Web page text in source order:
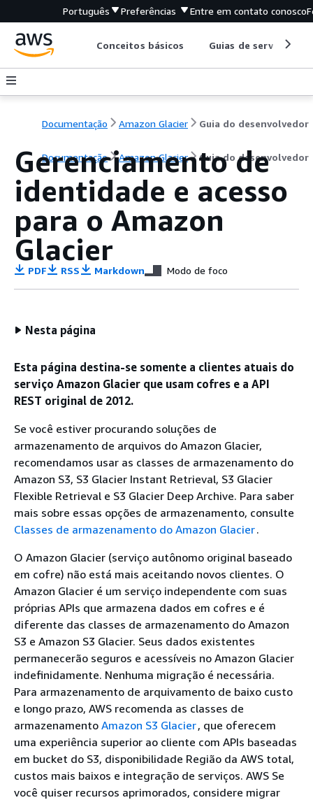
Português Preferências Entre em contato conosco
Conceitos básicos Guias de serviço
Documentação Amazon Glacier Guia do desenvolvedor
Documentação Amazon Glacier Guia do desenvolvedor
Gerenciamento de
identidade e acesso
para o Amazon
Glacier
PDF RSS Markdown Modo de foco
Nesta página
Esta página destina-se somente a clientes atuais do
serviço Amazon Glacier que usam cofres e a API
REST original de 2012.
Se você estiver procurando soluções de
armazenamento de arquivos do Amazon Glacier,
recomendamos usar as classes de armazenamento do
Amazon S3, S3 Glacier Instant Retrieval, S3 Glacier
Flexible Retrieval e S3 Glacier Deep Archive. Para saber
mais sobre essas opções de armazenamento, consulte
Classes de armazenamento do Amazon Glacier.
O Amazon Glacier (serviço autônomo original baseado
em cofre) não está mais aceitando novos clientes. O
Amazon Glacier é um serviço independente com suas
próprias APIs que armazena dados em cofres e é
diferente das classes de armazenamento do Amazon
S3 e Amazon S3 Glacier. Seus dados existentes
permanecerão seguros e acessíveis no Amazon Glacier
indefinidamente. Nenhuma migração é necessária.
Para armazenamento de arquivamento de baixo custo
e longo prazo, AWS recomenda as classes de
armazenamento Amazon S3 Glacier, que oferecem
uma experiência superior ao cliente com APIs baseadas
em bucket do S3, disponibilidade Região da AWS total,
custos mais baixos e integração de serviços. AWS Se
você quiser recursos aprimorados, considere migrar